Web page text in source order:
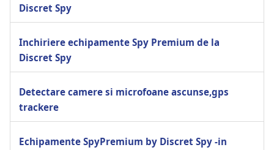
Discret Spy
Inchiriere echipamente Spy Premium de la
Discret Spy
Detectare camere si microfoane ascunse,gps
trackere
Echipamente SpyPremium by Discret Spy -in